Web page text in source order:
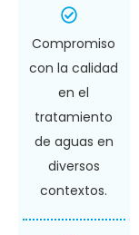
Compromiso
con la calidad
en el
tratamiento
de aguas en
diversos
contextos.​